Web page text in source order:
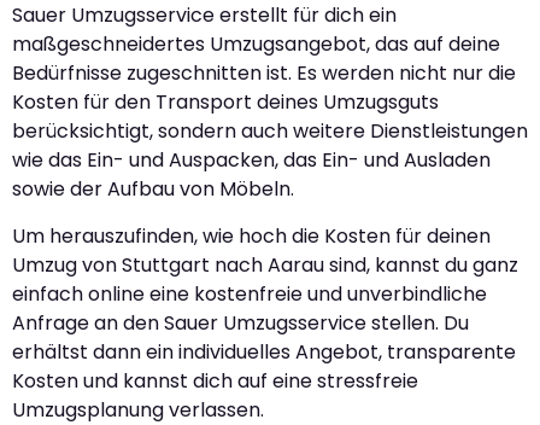
Sauer Umzugsservice erstellt für dich ein
maßgeschneidertes Umzugsangebot, das auf deine
Bedürfnisse zugeschnitten ist. Es werden nicht nur die
Kosten für den Transport deines Umzugsguts
berücksichtigt, sondern auch weitere Dienstleistungen
wie das Ein- und Auspacken, das Ein- und Ausladen
sowie der Aufbau von Möbeln.
Um herauszufinden, wie hoch die Kosten für deinen
Umzug von Stuttgart nach Aarau sind, kannst du ganz
einfach online eine kostenfreie und unverbindliche
Anfrage an den Sauer Umzugsservice stellen. Du
erhältst dann ein individuelles Angebot, transparente
Kosten und kannst dich auf eine stressfreie
Umzugsplanung verlassen.